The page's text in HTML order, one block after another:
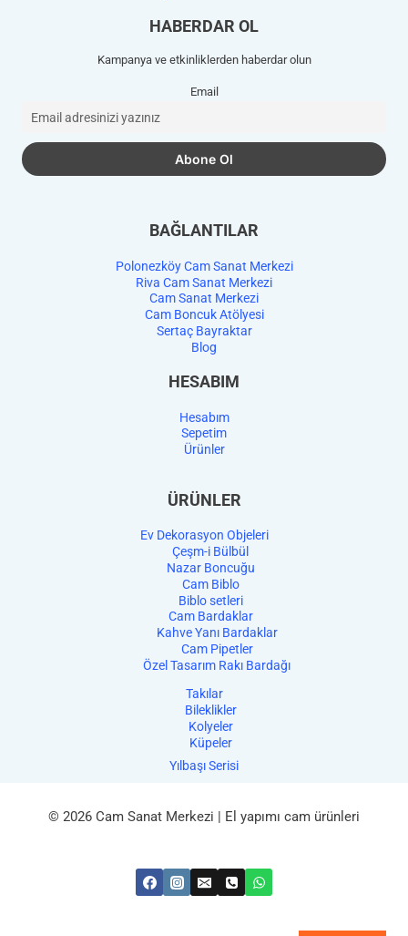
HABERDAR OL
Kampanya ve etkinliklerden haberdar olun
Email
BAĞLANTILAR
Polonezköy Cam Sanat Merkezi
Riva Cam Sanat Merkezi
Cam Sanat Merkezi
Cam Boncuk Atölyesi
Sertaç Bayraktar
Blog
HESABIM
Hesabım
Sepetim
Ürünler
ÜRÜNLER
Ev Dekorasyon Objeleri
Çeşm-i Bülbül
Nazar Boncuğu
Cam Biblo
Biblo setleri
Cam Bardaklar
Kahve Yanı Bardaklar
Cam Pipetler
Özel Tasarım Rakı Bardağı
Takılar
Bileklikler
Kolyeler
Küpeler
Yılbaşı Serisi
© 2026 Cam Sanat Merkezi | El yapımı cam ürünleri